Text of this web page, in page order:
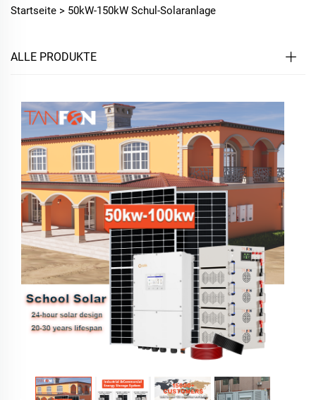
Startseite > 50kW-150kW Schul-Solaranlage
ALLE PRODUKTE